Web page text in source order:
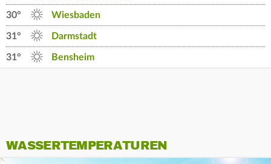
30° Wiesbaden
31° Darmstadt
31° Bensheim
WASSERTEMPERATUREN